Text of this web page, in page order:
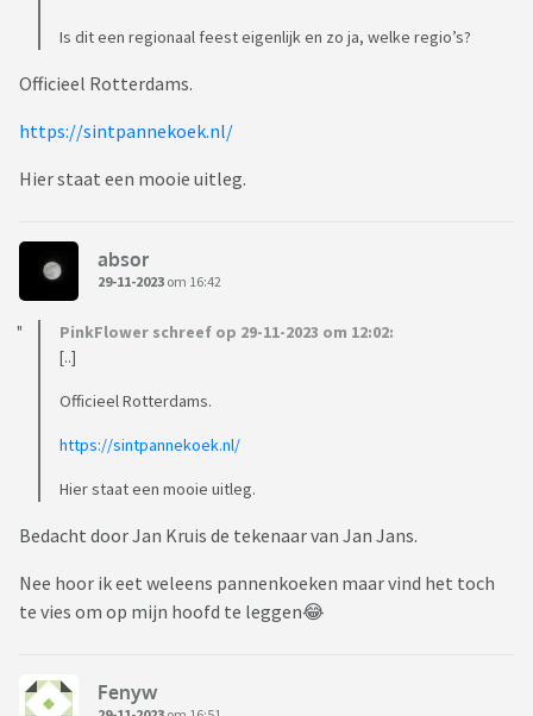
Is dit een regionaal feest eigenlijk en zo ja, welke regio’s?
Officieel Rotterdams.
https://sintpannekoek.nl/
Hier staat een mooie uitleg.
absor
29-11-2023 om 16:42
PinkFlower schreef op 29-11-2023 om 12:02:
[..]
Officieel Rotterdams.
https://sintpannekoek.nl/
Hier staat een mooie uitleg.
Bedacht door Jan Kruis de tekenaar van Jan Jans.
Nee hoor ik eet weleens pannenkoeken maar vind het toch
te vies om op mijn hoofd te leggen😂
Fenyw